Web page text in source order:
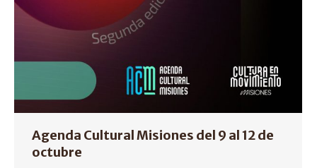
Agenda Cultural Misiones del 9 al 12 de
octubre